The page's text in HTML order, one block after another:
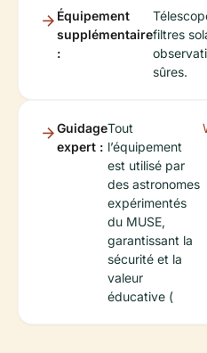
Équipement
supplémentaire
:
filtres
sûres.
Guidage
expert :
Tout
l’équipement
est utilisé par
des astronomes
expérimentés
du MUSE,
garantissant la
sécurité et la
valeur
éducative (